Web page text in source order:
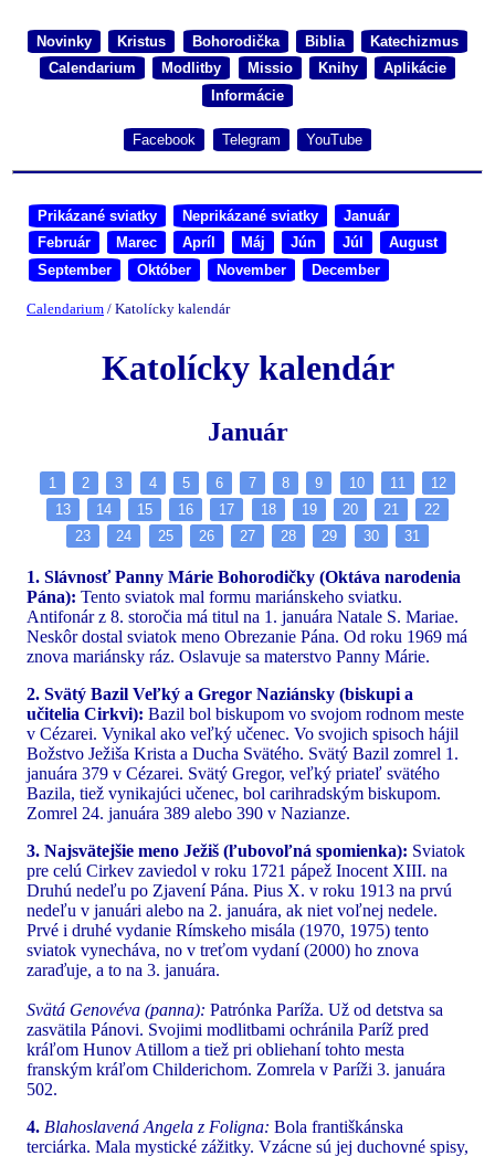
Novinky Kristus Bohorodička Biblia
Katechizmus
Calendarium
Modlitby Missio Knihy
Aplikácie
Informácie
Facebook Telegram YouTube
Prikázané sviatky Neprikázané sviatky
Január
Február
Marec Apríl Máj Jún Júl
August
September
Október November December
Calendarium / Katolícky kalendár
Katolícky kalendár
Január
1 2 3 4 5 6 7 8 9 10 11
12
13
14 15 16 17 18 19 20 21
22
23
24 25 26 27 28 29 30 31
1. Slávnosť Panny Márie Bohorodičky (Oktáva narodenia
Pána): Tento sviatok mal formu mariánskeho sviatku.
Antifonár z 8. storočia má titul na 1. januára Natale S. Mariae.
Neskôr dostal sviatok meno Obrezanie Pána. Od roku 1969 má
znova mariánsky ráz. Oslavuje sa materstvo Panny Márie.
2. Svätý Bazil Veľký a Gregor Naziánsky (biskupi a
učitelia Cirkvi): Bazil bol biskupom vo svojom rodnom meste
v Cézarei. Vynikal ako veľký učenec. Vo svojich spisoch hájil
Božstvo Ježiša Krista a Ducha Svätého. Svätý Bazil zomrel 1.
januára 379 v Cézarei. Svätý Gregor, veľký priateľ svätého
Bazila, tiež vynikajúci učenec, bol carihradským biskupom.
Zomrel 24. januára 389 alebo 390 v Nazianze.
3. Najsvätejšie meno Ježiš (ľubovoľná spomienka): Sviatok
pre celú Cirkev zaviedol v roku 1721 pápež Inocent XIII. na
Druhú nedeľu po Zjavení Pána. Pius X. v roku 1913 na prvú
nedeľu v januári alebo na 2. januára, ak niet voľnej nedele.
Prvé i druhé vydanie Rímskeho misála (1970, 1975) tento
sviatok vynecháva, no v treťom vydaní (2000) ho znova
zaraďuje, a to na 3. januára.
Svätá Genovéva (panna): Patrónka Paríža. Už od detstva sa
zasvätila Pánovi. Svojimi modlitbami ochránila Paríž pred
kráľom Hunov Atillom a tiež pri obliehaní tohto mesta
franským kráľom Childerichom. Zomrela v Paríži 3. januára
502.
4. Blahoslavená Angela z Foligna: Bola františkánska
terciárka. Mala mystické zážitky. Vzácne sú jej duchovné spisy,